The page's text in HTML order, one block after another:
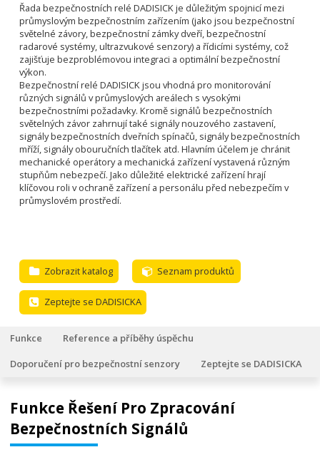
Řada bezpečnostních relé DADISICK je důležitým spojnicí mezi
průmyslovým bezpečnostním zařízením (jako jsou bezpečnostní
světelné závory, bezpečnostní zámky dveří, bezpečnostní
radarové systémy, ultrazvukové senzory) a řídicími systémy, což
zajišťuje bezproblémovou integraci a optimální bezpečnostní
výkon.
Bezpečnostní relé DADISICK jsou vhodná pro monitorování
různých signálů v průmyslových areálech s vysokými
bezpečnostními požadavky. Kromě signálů bezpečnostních
světelných závor zahrnují také signály nouzového zastavení,
signály bezpečnostních dveřních spínačů, signály bezpečnostních
mříží, signály obouručních tlačítek atd. Hlavním účelem je chránit
mechanické operátory a mechanická zařízení vystavená různým
stupňům nebezpečí. Jako důležité elektrické zařízení hrají
klíčovou roli v ochraně zařízení a personálu před nebezpečím v
průmyslovém prostředí.
Zobrazit katalog Seznam produktů
Zeptejte se DADISICKA
Funkce
Reference a příběhy úspěchu
Doporučení pro bezpečnostní senzory
Zeptejte se DADISICKA
Funkce Řešení Pro Zpracování
Bezpečnostních Signálů